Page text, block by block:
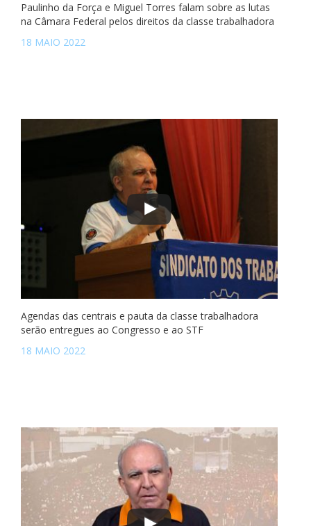
Paulinho da Força e Miguel Torres falam sobre as lutas
na Câmara Federal pelos direitos da classe trabalhadora
18 MAIO 2022
Agendas das centrais e pauta da classe trabalhadora
serão entregues ao Congresso e ao STF
18 MAIO 2022